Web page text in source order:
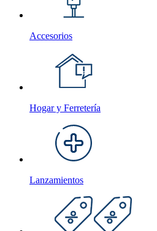
Accesorios
Hogar y Ferretería
Lanzamientos